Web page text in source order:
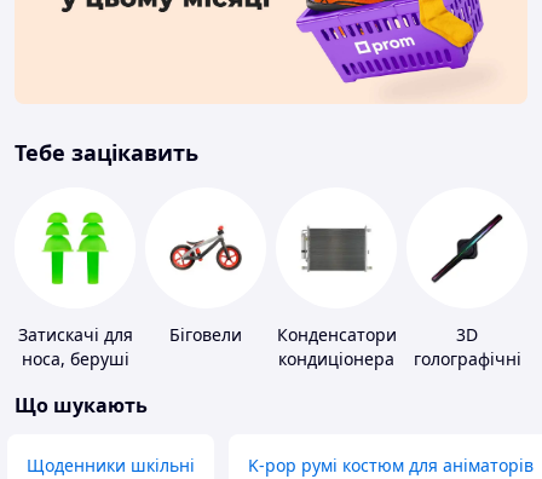
Тебе зацікавить
Затискачі для
носа, беруші
Біговели
Конденсатори
кондиціонера
3D
голографічні
Що шукають
Щоденники шкільні K-pop румі костюм для аніматорів